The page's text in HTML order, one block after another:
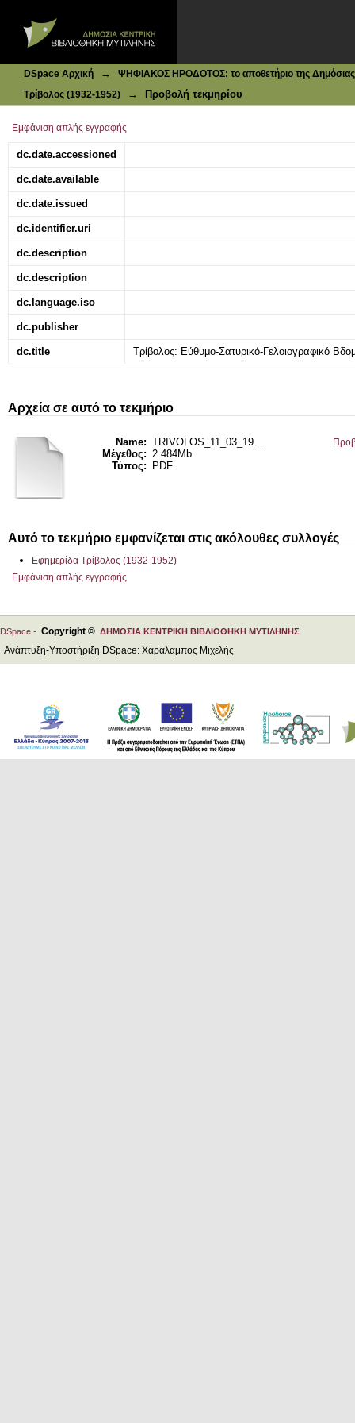
DSpace Αρχική →
ΨΗΦΙΑΚΟΣ ΗΡΟΔΟΤΟΣ: το αποθετήριο της Δημόσιας
Τρίβολος (1932-1952)
→ Προβολή τεκμηρίου
Εμφάνιση απλής εγγραφής
dc.date.accessioned
dc.date.available
dc.date.issued
dc.identifier.uri
dc.description
dc.description
dc.language.iso
dc.publisher
dc.title Tρίβολος: Εύθυμο-Σατυρικό-Γελοιογραφικό
Αρχεία σε αυτό το τεκμήριο
Name: TRIVOLOS_11_03_19 ...
Μέγεθος: 2.484Mb
Τύπος:
PDF
Αυτό το τεκμήριο εμφανίζεται στις ακόλουθες συλλογές
Εφημερίδα Τρίβολος (1932-1952)
Εμφάνιση απλής εγγραφής
DSpace - Copyright © ΔΗΜΟΣΙΑ ΚΕΝΤΡΙΚΗ ΒΙΒΛΙΟΘΗΚΗ ΜΥΤΙΛΗΝΗΣ
Ανάπτυξη-Υποστήριξη DSpace: Χαράλαμπος Μιχελής